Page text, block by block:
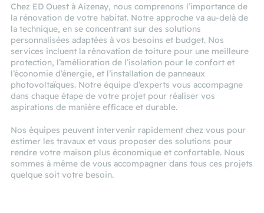
Chez ED Ouest à Aizenay, nous comprenons l’importance de
la rénovation de votre habitat. Notre approche va au-delà de
la technique, en se concentrant sur des solutions
personnalisées adaptées à vos besoins et budget. Nos
services incluent la rénovation de toiture pour une meilleure
protection, l’amélioration de l’isolation pour le confort et
l’économie d’énergie, et l’installation de panneaux
photovoltaïques. Notre équipe d’experts vous accompagne
dans chaque étape de votre projet pour réaliser vos
aspirations de manière efficace et durable.
Nos équipes peuvent intervenir rapidement chez vous pour
estimer les travaux et vous proposer des solutions pour
rendre votre maison plus économique et confortable. Nous
sommes à même de vous accompagner dans tous ces projets
quelque soit votre besoin.